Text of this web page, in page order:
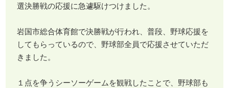
選決勝戦の応援に急遽駆けつけました。
岩国市総合体育館で決勝戦が行われ、普段、野球応援を
してもらっているので、野球部全員で応援させていただ
きました。
１点を争うシーソーゲームを観戦したことで、野球部も